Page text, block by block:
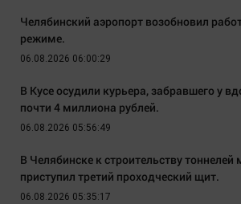
Челябинский аэропорт возобновил
режиме.
06.08.2026 06:00:29
В Кусе осудили курьера, забравшего у
почти 4 миллиона рублей.
06.08.2026 05:56:49
В Челябинске к строительству
приступил третий проходческий щит.
06.08.2026 05:35:17